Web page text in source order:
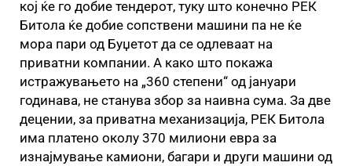
кој ќе го добие тендерот, туку што конечно РЕК
Битола ќе добие сопствени машини па не ќе
мора пари од Буџетот да се одлеваат на
приватни компании. А како што покажа
истражувањето на „360 степени“ од јануари
годинава, не станува збор за наивна сума. За две
децении, за приватна механизација, РЕК Битола
има платено околу 370 милиони евра за
изнајмување камиони, багари и други машини од